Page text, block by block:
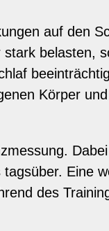
auf den
belasten,
Körper
Eine
des